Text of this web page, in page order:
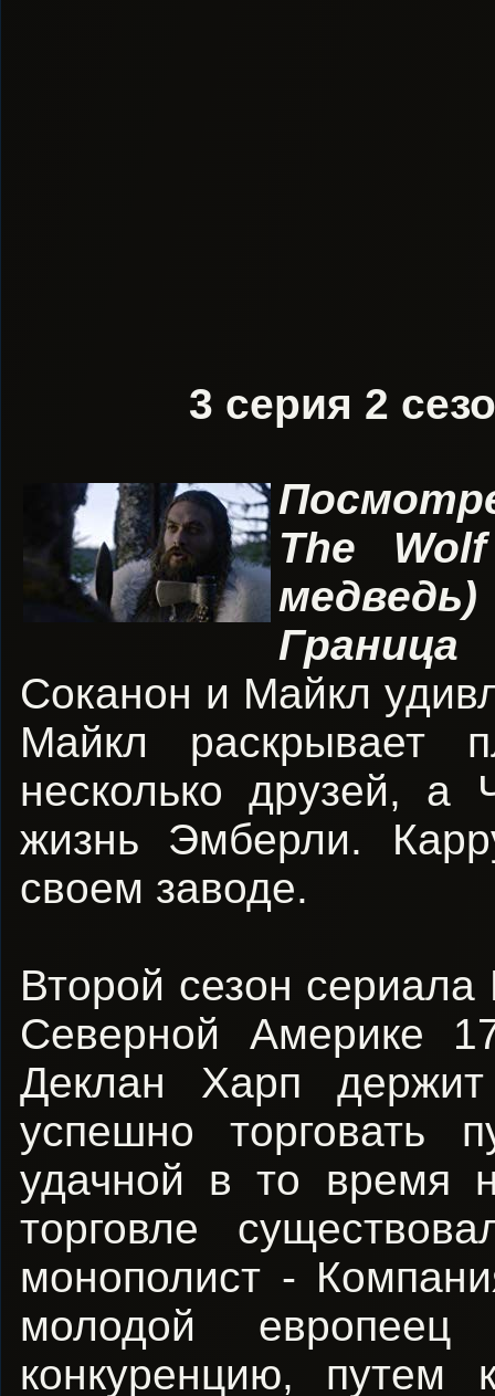
3 серия 2
The
Соканон и Майкл
Майкл раскрывает
несколько друзей, а
жизнь Эмберли.
своем заводе.
Второй сезон
Северной Америке
Деклан Харп
успешно торговать
удачной в то время
торговле
монополист -
молодой европеец
конкуренцию, путем